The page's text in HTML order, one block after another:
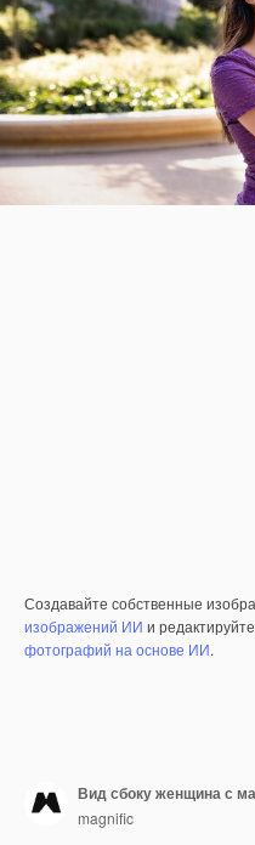
Создавайте собственные
изображений ИИ и
фотографий на основе ИИ.
Вид сбоку женщина с
magnific